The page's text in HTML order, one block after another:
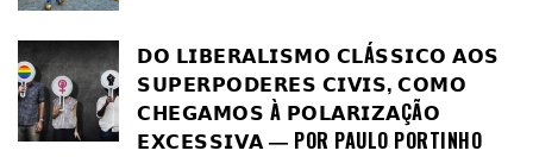
𝗗𝗢 𝗟𝗜𝗕𝗘𝗥𝗔𝗟𝗜𝗦𝗠𝗢 𝗖𝗟Á𝗦𝗦𝗜𝗖𝗢 𝗔𝗢𝗦
𝗦𝗨𝗣𝗘𝗥𝗣𝗢𝗗𝗘𝗥𝗘𝗦 𝗖𝗜𝗩𝗜𝗦, 𝗖𝗢𝗠𝗢
𝗖𝗛𝗘𝗚𝗔𝗠𝗢𝗦 À 𝗣𝗢𝗟𝗔𝗥𝗜𝗭𝗔ÇÃ𝗢
𝗘𝗫𝗖𝗘𝗦𝗦𝗜𝗩𝗔 ― POR PAULO PORTINHO